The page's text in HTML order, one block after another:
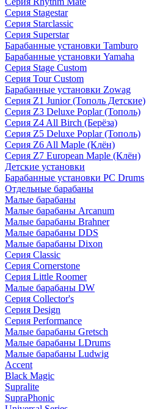
Серия Stagestar
Серия Starclassic
Серия Superstar
Барабанные установки Tamburo
Барабанные установки Yamaha
Серия Stage Custom
Серия Tour Custom
Барабанные установки Zowag
Серия Z1 Junior (Тополь Детские)
Серия Z3 Deluxe Poplar (Тополь)
Серия Z4 All Birch (Берёза)
Серия Z5 Deluxe Poplar (Тополь)
Серия Z6 All Maple (Клён)
Серия Z7 European Maple (Клён)
Детские установки
Барабанные установки PC Drums
Отдельные барабаны
Малые барабаны
Малые барабаны Arcanum
Малые барабаны Brahner
Малые барабаны DDS
Малые барабаны Dixon
Серия Classic
Серия Cornerstone
Серия Little Roomer
Малые барабаны DW
Серия Collector's
Серия Design
Серия Performance
Малые барабаны Gretsch
Малые барабаны LDrums
Малые барабаны Ludwig
Accent
Black Magic
Supralite
SupraPhonic